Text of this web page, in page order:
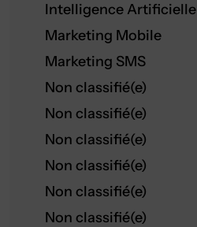
Intelligence Artificielle
Marketing Mobile
Marketing SMS
Non classifié(e)
Non classifié(e)
Non classifié(e)
Non classifié(e)
Non classifié(e)
Non classifié(e)